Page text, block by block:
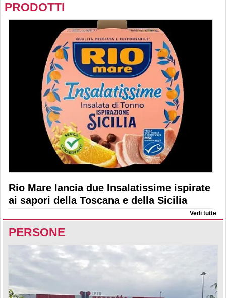
PRODOTTI
Rio Mare lancia due Insalatissime ispirate
ai sapori della Toscana e della Sicilia
Vedi tutte
PERSONE